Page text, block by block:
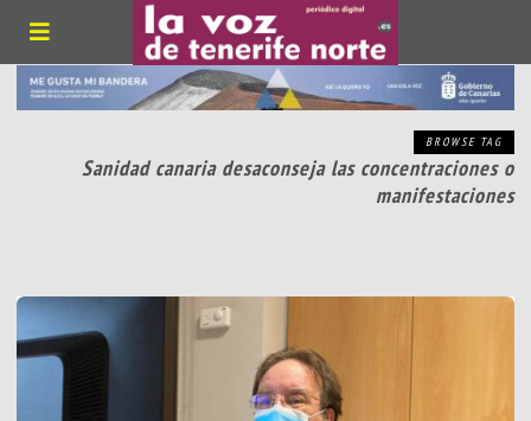
BROWSE TAG
Sanidad canaria desaconseja las concentraciones o
manifestaciones